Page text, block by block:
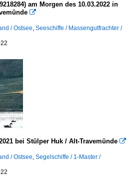
am Morgen des 10.03.2022 in

/ Ostsee, Seeschiffe / Massengutfrachter /
bei Stülper Huk / Alt-Travemünde 
/ Ostsee, Segelschiffe / 1-Master /